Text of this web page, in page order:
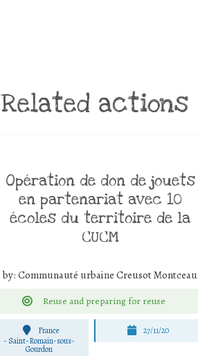
Related actions
Opération de don de jouets
en partenariat avec 10
écoles du territoire de la
CUCM
by: Communauté urbaine Creusot Montceau
Reuse and preparing for reuse
France
- Saint-Romain-sous-
Gourdon
27/11/20